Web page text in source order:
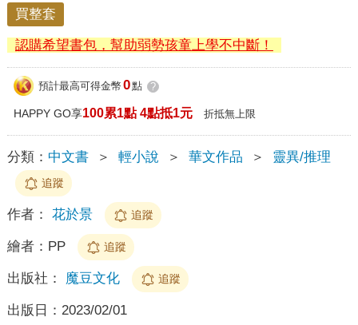
買整套
認購希望書包，幫助弱勢孩童上學不中斷！
預計最高可得金幣 0點 ?
HAPPY GO享100累1點 4點抵1元 折抵無上限
分類： 中文書 ＞ 輕小說 ＞ 華文作品 ＞ 靈異/推理
追蹤
作者： 花於景 追蹤
繪者： PP 追蹤
出版社： 魔豆文化 追蹤
出版日： 2023/02/01